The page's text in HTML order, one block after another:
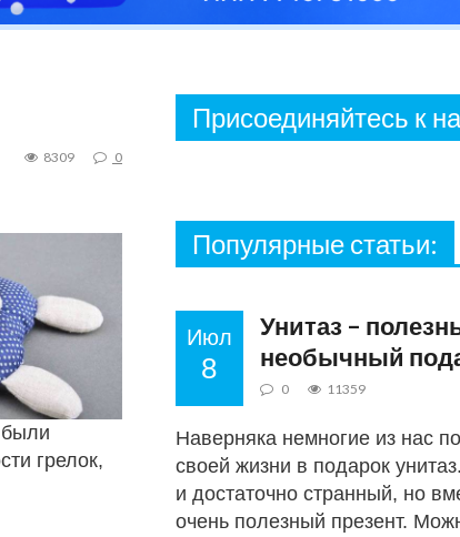
27 ФЕВРАЛЯ, 2021
8309 0
грелок,
Присоединяйтесь к
Популярные статьи:
Любые
Июл
8
Унитаз –
необычный
0 11359
Наверняка немногие из нас
своей жизни в подарок
и достаточно странный, но
очень полезный презент.